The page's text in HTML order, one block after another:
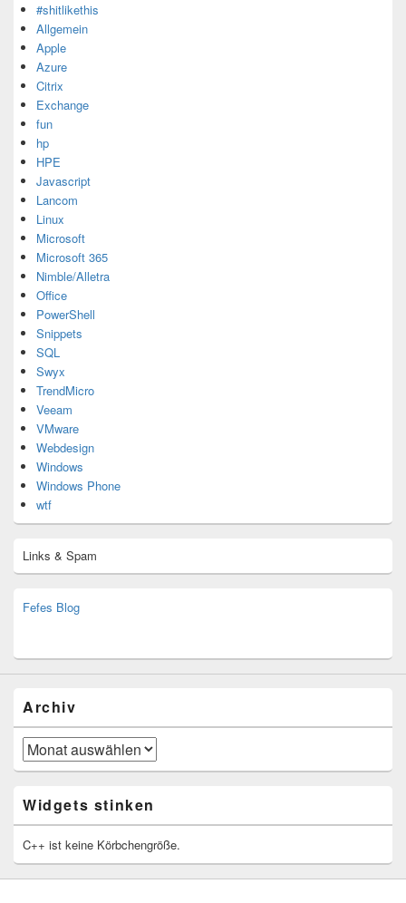
#shitlikethis
Allgemein
Apple
Azure
Citrix
Exchange
fun
hp
HPE
Javascript
Lancom
Linux
Microsoft
Microsoft 365
Nimble/Alletra
Office
PowerShell
Snippets
SQL
Swyx
TrendMicro
Veeam
VMware
Webdesign
Windows
Windows Phone
wtf
Links & Spam
Fefes Blog
Archiv
Archiv
Widgets stinken
C++ ist keine Körbchengröße.